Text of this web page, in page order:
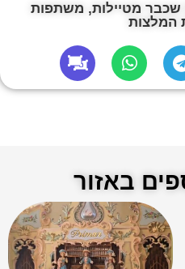
מטיילות, משתפות
המלצות
באזור